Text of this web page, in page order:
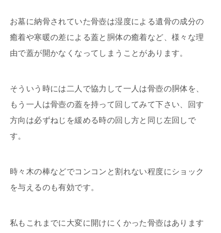
お墓に納骨されていた骨壺は湿度による遺骨の成分の
癒着や寒暖の差による蓋と胴体の癒着など、様々な理
由で蓋が開かなくなってしまうことがあります。
そういう時には二人で協力して一人は骨壺の胴体を、
もう一人は骨壺の蓋を持って回してみて下さい、回す
方向は必ずねじを緩める時の回し方と同じ左回しで
す。
時々木の棒などでコンコンと割れない程度にショック
を与えるのも有効です。
私もこれまでに大変に開けにくかった骨壺はあります